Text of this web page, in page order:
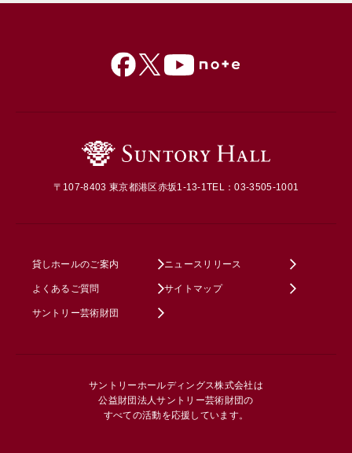
〒107-8403 東京都港区赤坂1-13-1TEL：03-3505-1001
貸しホールのご案内 ニュースリリース
よくあるご質問 サイトマップ
サントリー芸術財団
サントリーホールディングス株式会社は
公益財団法人サントリー芸術財団の
すべての活動を応援しています。